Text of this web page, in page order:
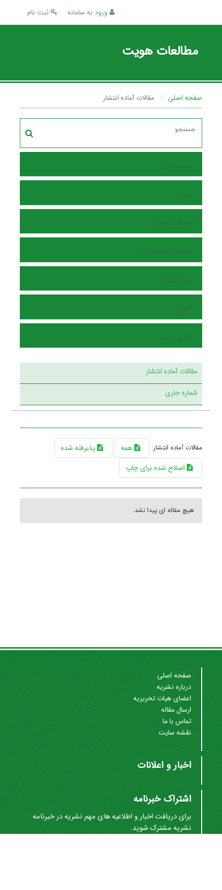
ثبت نام ورود به سامانه
مطالعات هویت
صفحه اصلی مقالات آماده انتشار
صفحه اصلی
مرور
اطلاعات نشریه
راهنمای نویسندگان
ارسال مقاله
داوران
تماس با ما
مقالات آماده انتشار
شماره جاری
مقالات آماده انتشار: همه
پذیرفته شده
اصلاح شده برای چاپ
هیچ مقاله ای پیدا نشد.
صفحه اصلی
درباره نشریه
اعضای هیات تحریریه
ارسال مقاله
تماس با ما
نقشه سایت
اخبار و اعلانات
اشتراک خبرنامه
برای دریافت اخبار و اطلاعیه های مهم نشریه در خبرنامه
نشریه مشترک شوید.